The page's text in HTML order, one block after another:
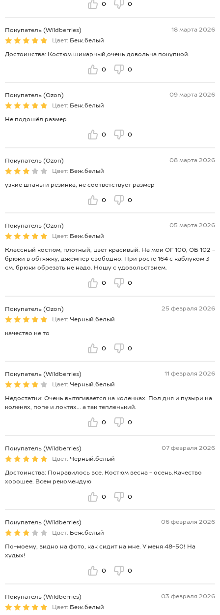
0 0
Покупатель (Wildberries)
18 марта 2026
Цвет: Беж.белый
Достоинства: Костюм шикарный,очень довольна покупкой.
0 0
Покупатель (Ozon)
09 марта 2026
Цвет: Беж.белый
Не подошёл размер
0 0
Покупатель (Ozon)
08 марта 2026
Цвет: Беж.белый
узкие штаны и резинка, не соответствует размер
0 0
Покупатель (Ozon)
05 марта 2026
Цвет: Беж.белый
Классный костюм, плотный, цвет красивый. На мои ОГ 100, ОБ 102 -
брюки в обтяжку, джемпер свободно. При росте 164 с каблуком 3
см. брюки обрезать не надо. Ношу с удовольствием.
0 0
Покупатель (Ozon)
25 февраля 2026
Цвет: Черный.белый
качество не то
0 0
Покупатель (Wildberries)
11 февраля 2026
Цвет: Черный.белый
Недостатки: Очень вытягивается на коленках. Пол дня и пузыри на
коленях, попе и локтях... а так тепленький.
0 0
Покупатель (Wildberries)
07 февраля 2026
Цвет: Черный.белый
Достоинства: Понравилось все. Костюм весна - осень.Качество
хорошее. Всем рекомендую
0 0
Покупатель (Wildberries)
06 февраля 2026
Цвет: Беж.белый
По-моему, видно на фото, как сидит на мне. У меня 48-50! На
худых!
0 0
Покупатель (Wildberries)
03 февраля 2026
Цвет: Беж.белый